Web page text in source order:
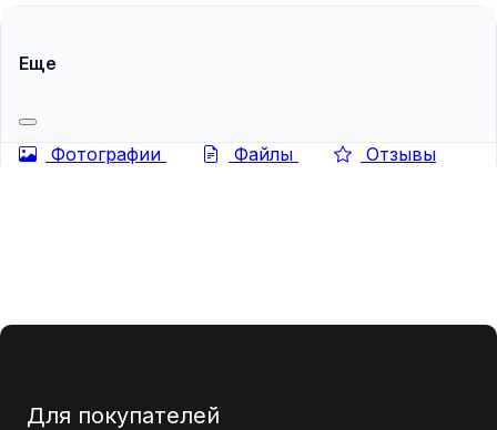
Еще
Фотографии Файлы Отзывы
Для покупателей